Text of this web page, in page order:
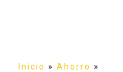
Inicio » Ahorro »